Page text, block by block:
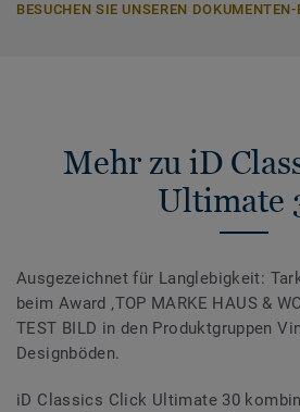
BESUCHEN SIE UNSEREN DOKUMENTEN-
Mehr zu iD
Ultimate
Ausgezeichnet für Langlebigkeit:
beim Award ‚TOP MARKE HAUS &
TEST BILD in den Produktgruppen
Designböden.
iD Classics Click Ultimate 30